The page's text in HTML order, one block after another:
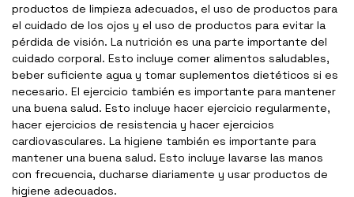
productos de limpieza adecuados, el uso de productos para
el cuidado de los ojos y el uso de productos para evitar la
pérdida de visión. La nutrición es una parte importante del
cuidado corporal. Esto incluye comer alimentos saludables,
beber suficiente agua y tomar suplementos dietéticos si es
necesario. El ejercicio también es importante para mantener
una buena salud. Esto incluye hacer ejercicio regularmente,
hacer ejercicios de resistencia y hacer ejercicios
cardiovasculares. La higiene también es importante para
mantener una buena salud. Esto incluye lavarse las manos
con frecuencia, ducharse diariamente y usar productos de
higiene adecuados.